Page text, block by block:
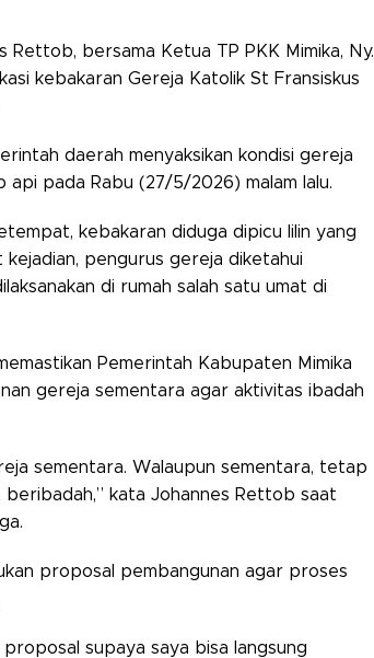
Rettob, bersama Ketua TP PKK Mimika, Ny.
kebakaran Gereja Katolik St Fransiskus
daerah menyaksikan kondisi gereja
pada Rabu (27/5/2026) malam lalu.
kebakaran diduga dipicu lilin yang
kejadian, pengurus gereja diketahui
di rumah salah satu umat di
Pemerintah Kabupaten Mimika
gereja sementara agar aktivitas ibadah
sementara. Walaupun sementara, tetap
kata Johannes Rettob saat
proposal pembangunan agar proses
supaya saya bisa langsung